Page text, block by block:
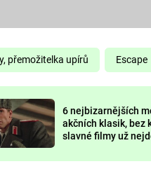
DELIVERANCE
přemožitelka upírů Escape
6 nejbizarnějších
akčních klasik, bez
slavné filmy už